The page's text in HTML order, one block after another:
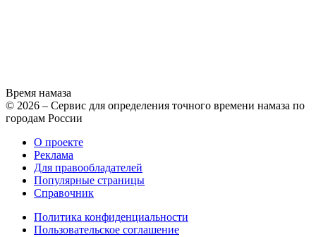
Время намаза
© 2026 – Сервис для определения точного времени намаза по
городам России
О проекте
Реклама
Для правообладателей
Популярные страницы
Справочник
Политика конфиденциальности
Пользовательское соглашение